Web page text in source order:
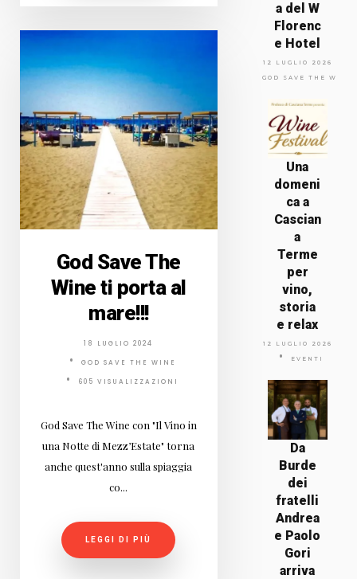
God Save The
Wine ti porta al
mare!!!
18 LUGLIO 2024
GOD SAVE THE WINE
605 VISUALIZZAZIONI
God Save The Wine con "Il Vino in
una Notte di Mezz’Estate" torna
anche quest'anno sulla spiaggia
co...
LEGGI DI PIÙ
a del W
Florenc
e Hotel
12 LUGLIO 2026
GOD SAVE THE WINE
Una
domeni
ca a
Cascian
a
Terme
per
vino,
storia
e relax
12 LUGLIO 2026
EVENTI
Da
Burde
dei
fratelli
Andrea
e Paolo
Gori
arriva